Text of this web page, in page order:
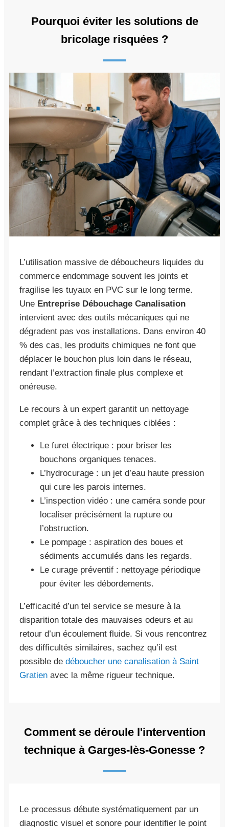
Pourquoi éviter les solutions de
bricolage risquées ?
L’utilisation massive de déboucheurs liquides du
commerce endommage souvent les joints et
fragilise les tuyaux en PVC sur le long terme.
Une Entreprise Débouchage Canalisation
intervient avec des outils mécaniques qui ne
dégradent pas vos installations. Dans environ 40
% des cas, les produits chimiques ne font que
déplacer le bouchon plus loin dans le réseau,
rendant l’extraction finale plus complexe et
onéreuse.
Le recours à un expert garantit un nettoyage
complet grâce à des techniques ciblées :
Le furet électrique : pour briser les
bouchons organiques tenaces.
L’hydrocurage : un jet d’eau haute pression
qui cure les parois internes.
L’inspection vidéo : une caméra sonde pour
localiser précisément la rupture ou
l’obstruction.
Le pompage : aspiration des boues et
sédiments accumulés dans les regards.
Le curage préventif : nettoyage périodique
pour éviter les débordements.
L’efficacité d’un tel service se mesure à la
disparition totale des mauvaises odeurs et au
retour d’un écoulement fluide. Si vous rencontrez
des difficultés similaires, sachez qu’il est
possible de déboucher une canalisation à Saint
Gratien avec la même rigueur technique.
Comment se déroule l'intervention
technique à Garges-lès-Gonesse ?
Le processus débute systématiquement par un
diagnostic visuel et sonore pour identifier le point